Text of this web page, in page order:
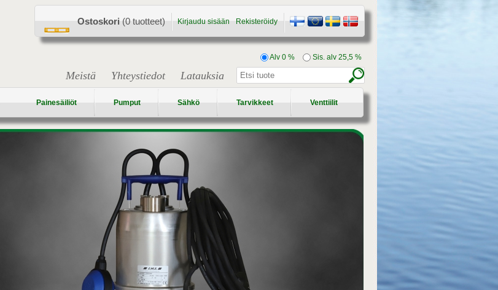
Ostoskori (0 tuotteet) Kirjaudu sisään Rekisteröidy
Alv 0 % Sis. alv 25,5 %
Meistä Yhteystiedot Latauksia
Painesäiliöt Pumput Sähkö Tarvikkeet Venttiilit